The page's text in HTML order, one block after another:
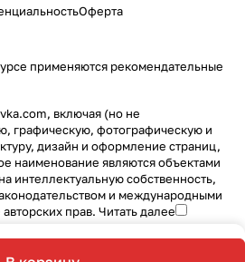
Оферта
применяются рекомендательные
включая (но не
графическую, фотографическую и
дизайн и оформление страниц,
наименование являются объектами
интеллектуальную собственность,
и международными
прав. Читать далее